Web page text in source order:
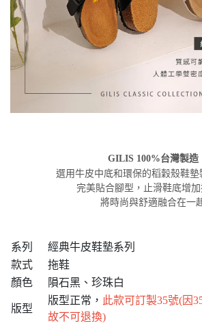
GILIS 100%台灣製造
選用牛皮中底和環保的稻穀殼鞋墊
完美貼合腳型，止滑鞋底增
將時尚與舒適融合在一
系列
經典牛皮鞋墊系列
款式
拖鞋
顏色
隕石黑、珍珠白
版型
版型正常， 此款可訂製35號(因
故不可退換)